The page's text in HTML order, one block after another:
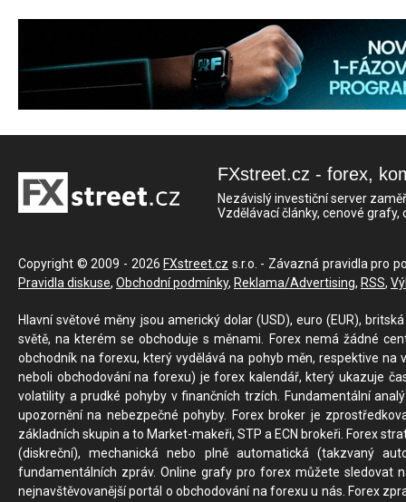
FXstreet.cz - forex,
Nezávislý investiční server
Vzdělávací články, cenové
Copyright © 2009 - 2026 FXstreet.cz s.r.o. - Závazná pravidla pro
Pravidla diskuse, Obchodní podmínky, Reklama/Advertising, RSS,
Hlavní světové měny jsou americký dolar (USD), euro (EUR),
světě, na kterém se obchoduje s měnami. Forex nemá žádné
obchodník na forexu, který vydělává na pohyb měn, respektive
neboli obchodování na forexu) je forex kalendář, který ukazuje
volatility a prudké pohyby v finančních trzích. Fundamentální
upozornění na nebezpečné pohyby. Forex broker je
základních skupin a to Market-makeři, STP a ECN brokeři. Forex
(diskreční), mechanická nebo plně automatická (takzvaný
fundamentálních zpráv. Online grafy pro forex můžete sledovat
nejnavštěvovanější portál o obchodování na forexu u nás. Forex